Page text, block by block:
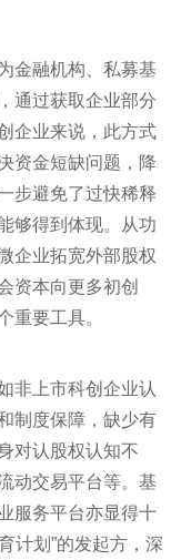
金融机构、 私募基
，通过获取企业部分
企业来说，此方式
资金短缺问题，降
步避免了过快稀释
够得到体现。从功
企业拓宽外部股权
资本向更多初创
重要工具。
非上市科创企业认
制度保障，缺少有
对认股权认知不
动交易平台等。基
服务平台亦显得十
计划”的发起方，深